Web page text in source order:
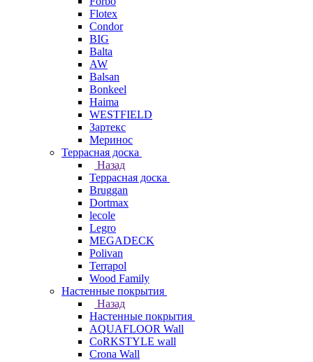
Flotex
Condor
BIG
Balta
AW
Balsan
Bonkeel
Haima
WESTFIELD
Зартекс
Меринос
Террасная доска
Назад
Террасная доска
Bruggan
Dortmax
lecole
Legro
MEGADECK
Polivan
Terrapol
Wood Family
Настенные покрытия
Назад
Настенные покрытия
AQUAFLOOR Wall
CoRKSTYLE wall
Crona Wall